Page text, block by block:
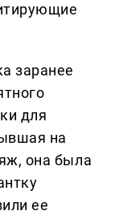
заранее
для
на
она была
ее